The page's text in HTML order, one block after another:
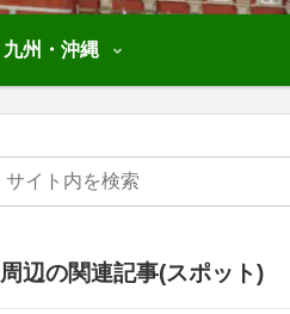
九州・沖縄
周辺の関連記事(スポット)